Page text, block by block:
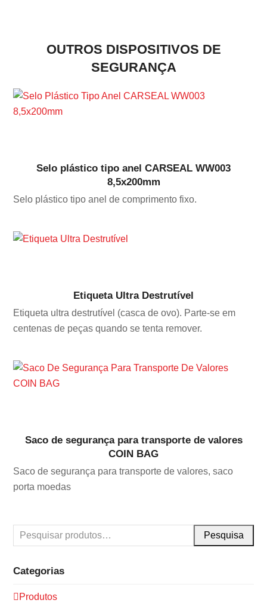
OUTROS DISPOSITIVOS DE
SEGURANÇA
Selo plástico tipo anel CARSEAL WW003
8,5x200mm
Selo plástico tipo anel de comprimento fixo.
Etiqueta Ultra Destrutível
Etiqueta ultra destrutível (casca de ovo). Parte-se em
centenas de peças quando se tenta remover.
Saco de segurança para transporte de valores
COIN BAG
Saco de segurança para transporte de valores, saco
porta moedas
Pesquisa
Categorias
Produtos